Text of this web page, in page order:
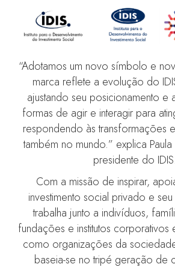
“Adotamos um novo símbolo e
marca reflete a evolução do
ajustando seu posicionamento e
formas de agir e interagir para
respondendo às transformações
também no mundo.” explica
presidente do IDIS.
Com a missão de inspirar,
investimento social privado e
trabalha junto a indivíduos,
fundações e institutos corporativos
como organizações da
baseia-se no tripé geração de